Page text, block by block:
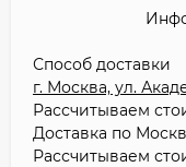
Способ доставки
г. Москва, ул.
Рассчитываем
Доставка по
Рассчитываем